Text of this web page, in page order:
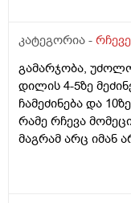
არა.მაშონ
ცუდათ
ონტელექტოც
როზა
კატეგორია -
გამარჯობა,
დილის 4-5ზე
ჩამეძინება და
რამე რჩევა
მაგრამ არც იმან